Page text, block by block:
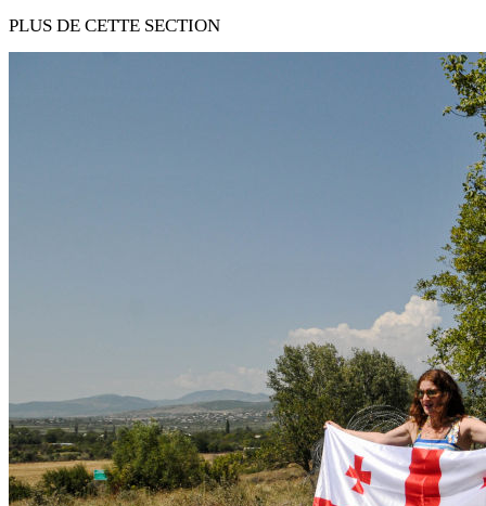
PLUS DE CETTE SECTION